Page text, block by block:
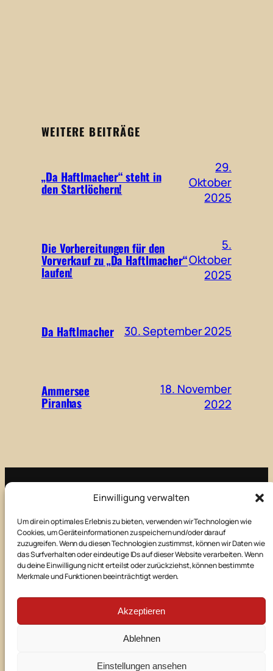
Einwilligung verwalten
Um dir ein optimales Erlebnis zu bieten, verwenden wir Technologien wie
Cookies, um Geräteinformationen zu speichern und/oder darauf
zuzugreifen. Wenn du diesen Technologien zustimmst, können wir Daten wie
das Surfverhalten oder eindeutige IDs auf dieser Website verarbeiten. Wenn
du deine Einwilligung nicht erteilst oder zurückziehst, können bestimmte
Merkmale und Funktionen beeinträchtigt werden.
Akzeptieren
Ablehnen
Einstellungen ansehen
WEITERE BEITRÄGE
„Da Haftlmacher“ steht in
den Startlöchern!
29.
Oktober
2025
Die Vorbereitungen für den
Vorverkauf zu „Da Haftlmacher“
laufen!
5.
Oktober
2025
Da Haftlmacher 30. September 2025
Ammersee
Piranhas
18. November
2022
Kontakt
Datenschutz
E-MailFacebook
Instagram